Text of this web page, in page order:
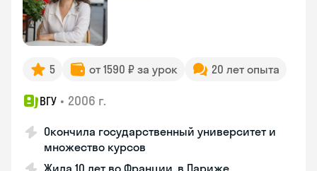
5 от 1590 ₽ за урок 20 лет опыта
ВГУ • 2006 г.
Окончила государственный университет и
множество курсов
Жила 10 лет во Франции, в Париже